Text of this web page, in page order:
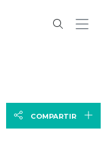
COMPARTIR